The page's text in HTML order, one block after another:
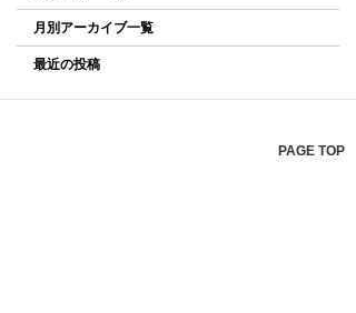
月別アーカイブ一覧
最近の投稿
PAGE TOP